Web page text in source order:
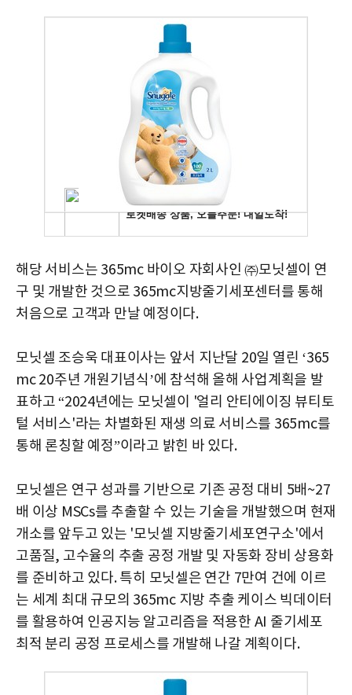
해당 서비스는 365mc 바이오 자회사인 ㈜모닛셀이 연
구 및 개발한 것으로 365mc지방줄기세포센터를 통해
처음으로 고객과 만날 예정이다.
모닛셀 조승욱 대표이사는 앞서 지난달 20일 열린 ‘365
mc 20주년 개원기념식’에 참석해 올해 사업계획을 발
표하고 “2024년에는 모닛셀이 '얼리 안티에이징 뷰티토
털 서비스'라는 차별화된 재생 의료 서비스를 365mc를
통해 론칭할 예정”이라고 밝힌 바 있다.
모닛셀은 연구 성과를 기반으로 기존 공정 대비 5배~27
배 이상 MSCs를 추출할 수 있는 기술을 개발했으며 현재
개소를 앞두고 있는 '모닛셀 지방줄기세포연구소'에서
고품질, 고수율의 추출 공정 개발 및 자동화 장비 상용화
를 준비하고 있다. 특히 모닛셀은 연간 7만여 건에 이르
는 세계 최대 규모의 365mc 지방 추출 케이스 빅데이터
를 활용하여 인공지능 알고리즘을 적용한 AI 줄기세포
최적 분리 공정 프로세스를 개발해 나갈 계획이다.